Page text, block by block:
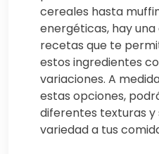
cereales hasta
energéticas, hay
recetas que te
estos ingredientes
variaciones. A
estas opciones,
diferentes texturas y
variedad a tus